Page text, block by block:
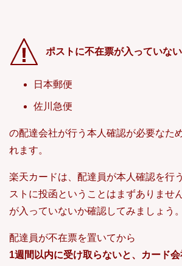
ポストに不在票が入っていな
日本郵便
佐川急便
の配達会社が行う本人確認が必要なた
れます。
楽天カードは、配達員が本人確認を行
ストに投函ということはまずありませ
が入っていないか確認してみましょう。
配達員が不在票を置いてから
1週間以内に受け取らないと、カード